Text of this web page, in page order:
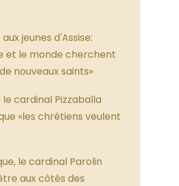
aux jeunes d'Assise:
et le monde cherchent
nouveaux saints»
le cardinal Pizzaballa
«les chrétiens veulent
le cardinal Parolin
aux côtés des